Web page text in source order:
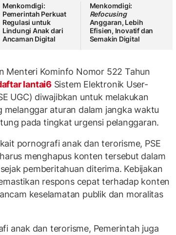
Menkomdigi:
Pemerintah Perkuat
Regulasi untuk
Lindungi Anak dari
Ancaman Digital
Menkomdigi:
Refocusing
Anggaran, Lebih
Efisien, Inovatif dan
Semakin Digital
Menteri Kominfo Nomor 522 Tahun
lantai6 Sistem Elektronik User-
UGC) diwajibkan untuk melakukan
aturan dalam jangka waktu
pada tingkat urgensi pelanggaran.
pornografi anak dan terorisme, PSE
menghapus konten tersebut dalam
pemberitahuan diterima. Kebijakan
respons cepat terhadap konten
keselamatan publik dan moralitas
anak dan terorisme, Pemerintah juga